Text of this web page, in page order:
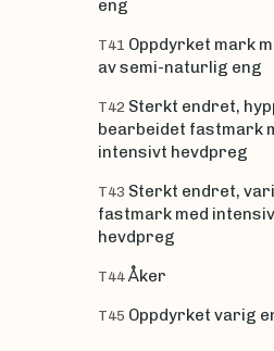
eng
T41 Oppdyrket mark
av semi-naturlig eng
T42 Sterkt endret,
bearbeidet fastmark
intensivt hevdpreg
T43 Sterkt endret,
fastmark med
hevdpreg
T44 Åker
T45 Oppdyrket varig